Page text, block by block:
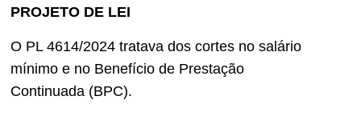
PROJETO DE LEI
O PL 4614/2024 tratava dos cortes no salário
mínimo e no Benefício de Prestação
Continuada (BPC).